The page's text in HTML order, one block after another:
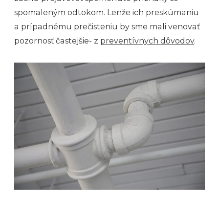
spomaleným odtokom. Lenže ich preskúmaniu
a prípadnému prečisteniu by sme mali venovať
pozornosť častejšie- z preventívnych dôvodov.